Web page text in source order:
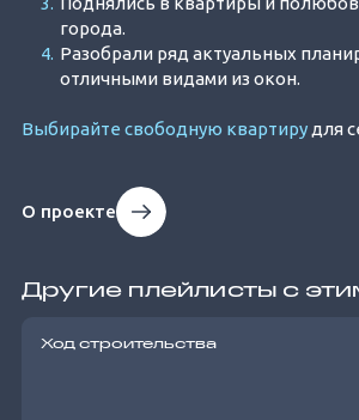
города.
Разобрали ряд актуальных
отличными видами из окон.
Выбирайте свободную квартиру для
О проекте
Другие плейлисты с
Ход строительства